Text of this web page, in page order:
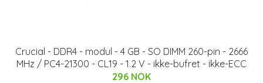
Crucial - DDR4 - modul - 4 GB - SO DIMM 260-pin - 2666
MHz / PC4-21300 - CL19 - 1.2 V - ikke-bufret - ikke-ECC
296 NOK